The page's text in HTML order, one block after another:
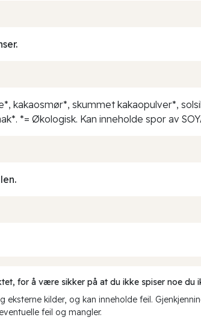
kakaosmør*, skummet kakaopulver*,
*= Økologisk. Kan inneholde spor av
for å være sikker på at du ikke spiser noe du
kilder, og kan inneholde feil.
feil og mangler.